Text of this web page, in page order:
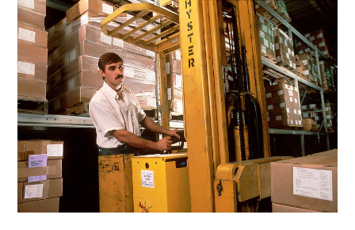
Kundcase:
Effektivisering
av
hantering
och
logistik
hos
Öjbro
Vantfabrik
med
QR-